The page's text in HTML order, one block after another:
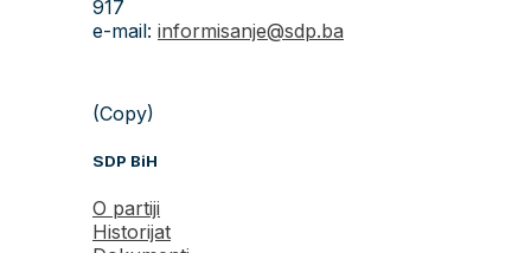
917
e-mail: informisanje@sdp.ba
(Copy)
SDP BiH
O partiji
Historijat